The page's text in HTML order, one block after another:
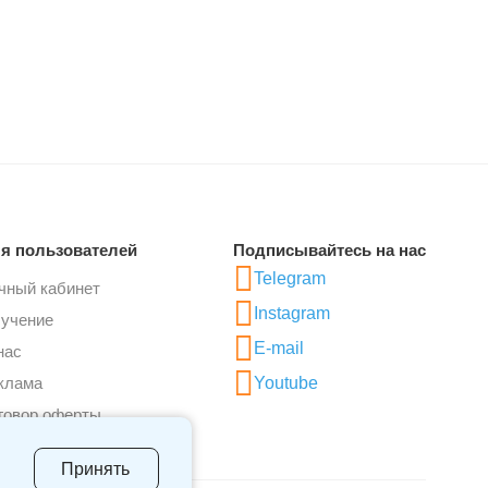
Принять
пользователей
кабинет
оферты
Подписывайтесь на нас
Telegram
Instagram
E-mail
Youtube